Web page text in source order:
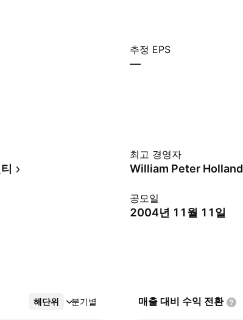
추정 EPS
—
최고 경영자
William Peter Holland
공모일
2004년 11월 11일
해단위 분기별
더보기 매출 대비 수익 전환